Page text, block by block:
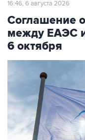
16:46, 6 августа 2026
Соглашение
между ЕАЭС
6 октября